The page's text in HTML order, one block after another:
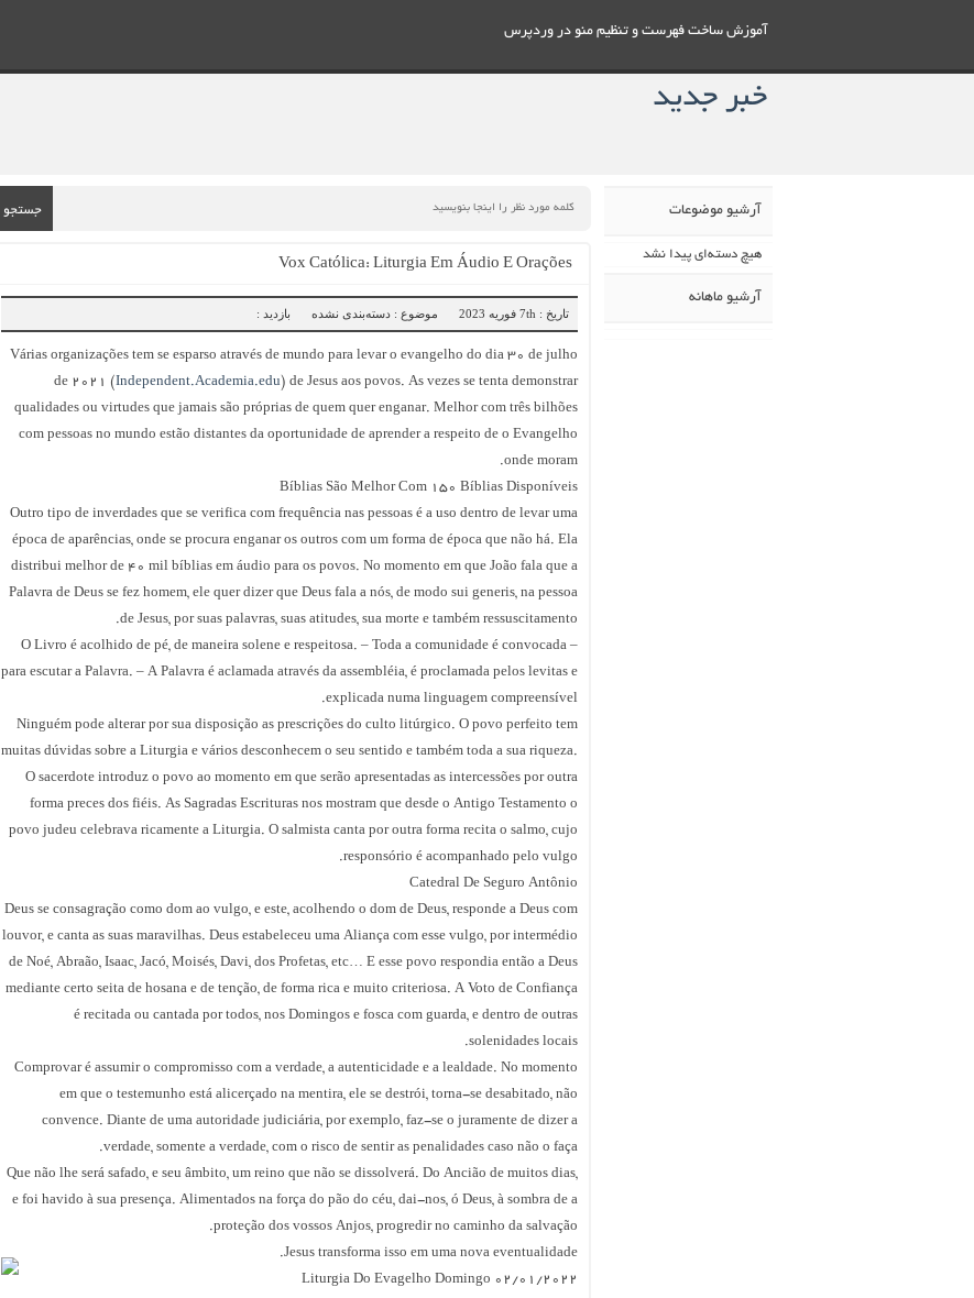
آموزش ساخت فهرست و تنظيم منو در وردپرس
خبر جدید
جستجو
Vox Católica: Liturgia Em Áudio E Orações
تاریخ : 7th فوریه 2023 موضوع : دسته‌بندی نشده بازدید :
Várias organizações tem se esparso através de mundo para levar o evangelho do dia 30 de julho
de 2021 (Independent.Academia.edu) de Jesus aos povos. As vezes se tenta demonstrar
qualidades ou virtudes que jamais são próprias de quem quer enganar. Melhor com três bilhões
com pessoas no mundo estão distantes da oportunidade de aprender a respeito de o Evangelho
onde moram.
Bíblias São Melhor Com 150 Bíblias Disponíveis
Outro tipo de inverdades que se verifica com frequência nas pessoas é a uso dentro de levar uma
época de aparências, onde se procura enganar os outros com um forma de época que não há. Ela
distribui melhor de 40 mil bíblias em áudio para os povos. No momento em que João fala que a
Palavra de Deus se fez homem, ele quer dizer que Deus fala a nós, de modo sui generis, na pessoa
de Jesus, por suas palavras, suas atitudes, sua morte e também ressuscitamento.
– O Livro é acolhido de pé, de maneira solene e respeitosa. – Toda a comunidade é convocada
para escutar a Palavra. – A Palavra é aclamada através da assembléia, é proclamada pelos levitas e
explicada numa linguagem compreensível.
Ninguém pode alterar por sua disposição as prescrições do culto litúrgico. O povo perfeito tem
muitas dúvidas sobre a Liturgia e vários desconhecem o seu sentido e também toda a sua riqueza.
O sacerdote introduz o povo ao momento em que serão apresentadas as intercessões por outra
forma preces dos fiéis. As Sagradas Escrituras nos mostram que desde o Antigo Testamento o
povo judeu celebrava ricamente a Liturgia. O salmista canta por outra forma recita o salmo, cujo
responsório é acompanhado pelo vulgo.
Catedral De Seguro Antônio
Deus se consagração como dom ao vulgo, e este, acolhendo o dom de Deus, responde a Deus com
louvor, e canta as suas maravilhas. Deus estabeleceu uma Aliança com esse vulgo, por intermédio
de Noé, Abraão, Isaac, Jacó, Moisés, Davi, dos Profetas, etc… E esse povo respondia então a Deus
mediante certo seita de hosana e de tenção, de forma rica e muito criteriosa. A Voto de Confiança
é recitada ou cantada por todos, nos Domingos e fosca com guarda, e dentro de outras
solenidades locais.
Comprovar é assumir o compromisso com a verdade, a autenticidade e a lealdade. No momento
em que o testemunho está alicerçado na mentira, ele se destrói, torna-se desabitado, não
convence. Diante de uma autoridade judiciária, por exemplo, faz-se o juramente de dizer a
verdade, somente a verdade, com o risco de sentir as penalidades caso não o faça.
Que não lhe será safado, e seu âmbito, um reino que não se dissolverá. Do Ancião de muitos dias,
e foi havido à sua presença. Alimentados na força do pão do céu, dai-nos, ó Deus, à sombra de a
proteção dos vossos Anjos, progredir no caminho da salvação.
Jesus transforma isso em uma nova eventualidade.
Liturgia Do Evagelho Domingo 02/01/2022
آرشیو موضوعات
هیچ دسته‌ای پیدا نشد
آرشیو ماهانه